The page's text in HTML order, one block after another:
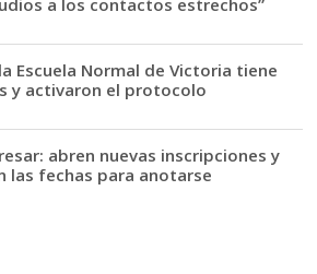
Escuela Normal de Victoria tiene
y activaron el protocolo
abren nuevas inscripciones y
las fechas para anotarse